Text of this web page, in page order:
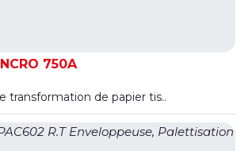
750A
transformation de papier tis..